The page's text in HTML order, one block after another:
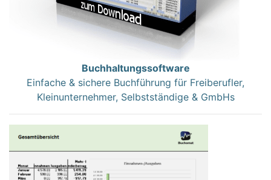
Buchhaltungssoftware
Einfache & sichere Buchführung für Freiberufler,
Kleinunternehmer, Selbstständige & GmbHs